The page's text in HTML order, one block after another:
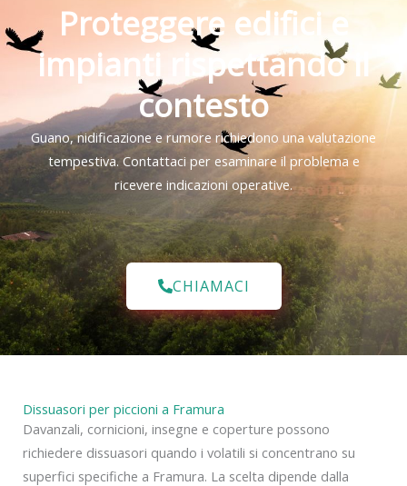
Proteggere edifici e
impianti rispettando il
contesto
Guano, nidificazione e rumore richiedono una valutazione
tempestiva. Contattaci per esaminare il problema e
ricevere indicazioni operative.
CHIAMACI
Dissuasori per piccioni a Framura
Davanzali, cornicioni, insegne e coperture possono
richiedere dissuasori quando i volatili si concentrano su
superfici specifiche a Framura. La scelta dipende dalla